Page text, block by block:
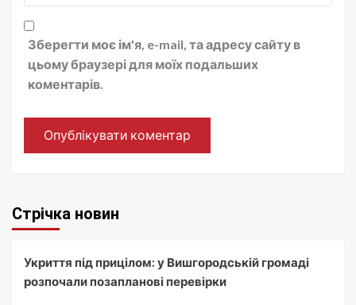
Зберегти моє ім'я, e-mail, та адресу сайту в
цьому браузері для моїх подальших
коментарів.
Стрічка новин
Укриття під прицілом: у Вишгородській громаді
розпочали позапланові перевірки